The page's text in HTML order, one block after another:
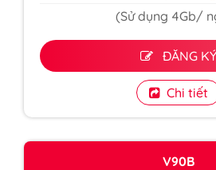
(Sử dụng 4Gb/
ĐĂNG KÝ
Chi tiết
V90B